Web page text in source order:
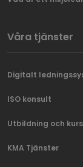
Våra tjänster
Digitalt
ISO konsult
Utbildning och
KMA Tjänster